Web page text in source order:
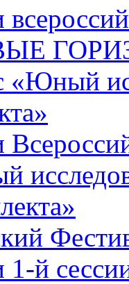
«Юный
1-й